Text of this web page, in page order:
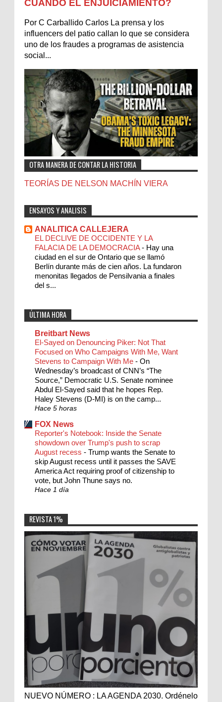
CUÁNDO EL ENJUICIAMIENTO?
Por C Carballido Carlos La prensa y los
influencers del patio callan lo que se considera
uno de los fraudes a programas de asistencia
social...
OTRA MANERA DE CONTAR LA HISTORIA
TEORÍAS DE NELSON MACHÍN VIERA
ENSAYOS Y ANALISIS
ANALITICA CALLEJERA
EL DECLIVE DE OCCIDENTE Y LA
FALACIA DE LA DEMOCRACIA- Hay una
ciudad en el sur de Ontario que se llamó
Berlín durante más de cien años. La fundaron
menonitas llegados de Pensilvania a finales
del s...
ÚLTIMA HORA
Breitbart News
El-Sayed on Denouncing Piker: Not That
Focused on Who Campaigns With Me, Want
Stevens to Campaign With Me - On
Wednesday’s broadcast of CNN’s “The
Source,” Democratic U.S. Senate nominee
Abdul El-Sayed said that he hopes Rep.
Haley Stevens (D-MI) is on the camp...
Hace 5 horas
FOX News
Reporter's Notebook: Inside the Senate
showdown over Trump's push to scrap
August recess - Trump wants the Senate to
skip August recess until it passes the SAVE
America Act requiring proof of citizenship to
vote, but John Thune says no.
Hace 1 día
REVISTA 1%
NUEVO NÚMERO : LA AGENDA 2030. Ordénelo